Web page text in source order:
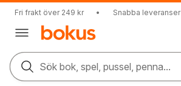
Fri frakt över 249 kr • Snabba leveranser
Sök bok, spel, pussel, penna...